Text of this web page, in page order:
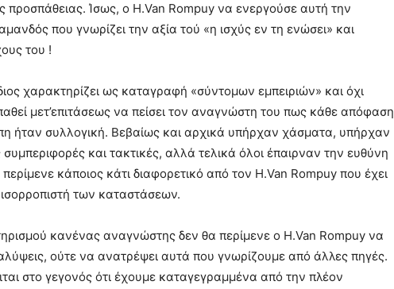
προσπάθειας. Ίσως, ο H.Van Rompuy να ενεργούσε αυτή την
που γνωρίζει την αξία τού «η ισχύς εν τη ενώσει» και
του !
χαρακτηρίζει ως καταγραφή «σύντομων εμπειριών» και όχι
μετ’επιτάσεως να πείσει τον αναγνώστη του πως κάθε απόφαση
ήταν συλλογική. Βεβαίως και αρχικά υπήρχαν χάσματα, υπήρχαν
και τακτικές, αλλά τελικά όλοι έπαιρναν την ευθύνη
κάποιος κάτι διαφορετικό από τον H.Van Rompuy που έχει
ισορροπιστή των καταστάσεων.
κανένας αναγνώστης δεν θα περίμενε ο H.Van Rompuy να
ούτε να ανατρέψει αυτά που γνωρίζουμε από άλλες πηγές.
στο γεγονός ότι έχουμε καταγεγραμμένα από την πλέον